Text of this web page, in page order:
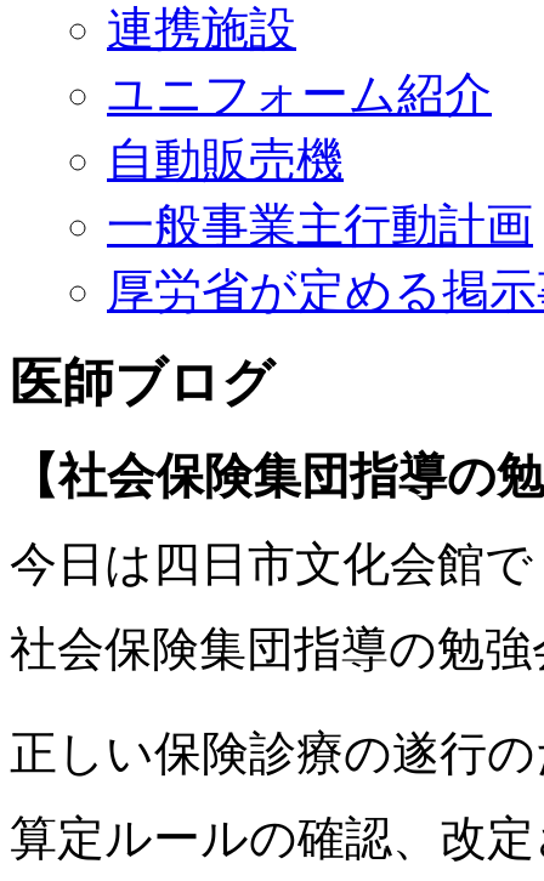
連携施設
ユニフォーム紹介
自動販売機
一般事業主行動計画
厚労省が定める掲
医師ブログ
【社会保険集団指導の
今日は四日市文化会館で
社会保険集団指導の勉
正しい保険診療の遂行
算定ルールの確認、改